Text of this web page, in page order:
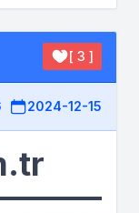
[ 3 ]
2024-12-15